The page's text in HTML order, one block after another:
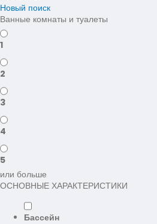
Новый поиск
Ванные комнаты и туалеты
1
2
3
4
5
или больше
ОСНОВНЫЕ ХАРАКТЕРИСТИКИ
Бассейн